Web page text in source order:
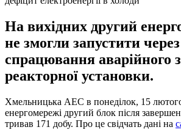
На вихідних другий
не змогли запустити через
спрацювання аварійного
реакторної установки.
Хмельницька АЕС в понеділок, 15
енергомережі другий блок після
тривав 171 добу. Про це свідчать дані на